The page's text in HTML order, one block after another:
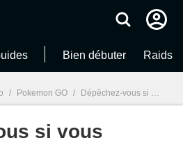
Bien débuter Raids
/ Pokemon GO / Dépêchez-vous si vous voulez profiter de cette fonctionnalité en illimité sur Pokémon GO : ça ne dure que ce week-end !
si vous